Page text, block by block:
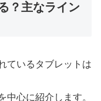
？主なライン
ているタブレットは
中心に紹介します。